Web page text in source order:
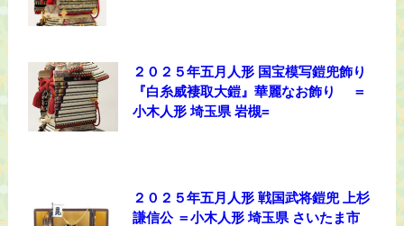
２０２５年五月人形 国宝模写鎧兜飾り
『白糸威褄取大鎧』華麗なお飾り ＝
小木人形 埼玉県 岩槻=
２０２５年五月人形 戦国武将鎧兜 上杉
謙信公 ＝小木人形 埼玉県 さいたま市